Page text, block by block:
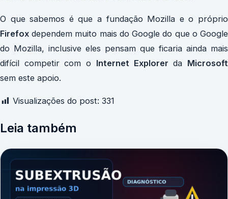
O que sabemos é que a fundação Mozilla e o próprio
Firefox dependem muito mais do Google do que o Google
do Mozilla, inclusive eles pensam que ficaria ainda mais
difícil competir com o Internet Explorer da Microsoft
sem este apoio.
Visualizações do post: 331
Leia também